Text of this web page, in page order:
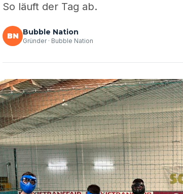
So läuft der Tag ab.
BN Bubble Nation
Gründer · Bubble Nation